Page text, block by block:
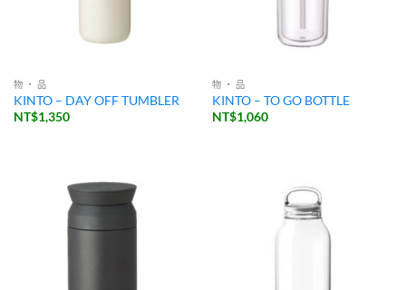
物 ・ 品
KINTO – DAY OFF TUMBLER
NT$1,350
物 ・ 品
KINTO – TO GO BOTTLE
NT$1,060